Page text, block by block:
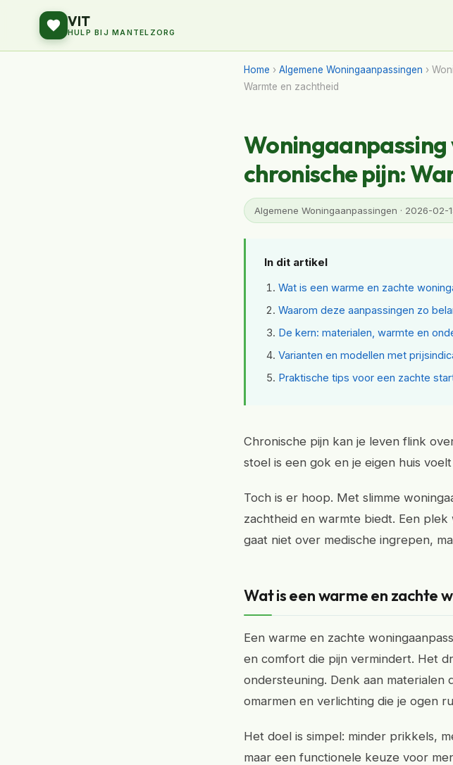
VIT
HULP BIJ MANTELZORG
Home › Algemene Woningaanpassingen ›
Warmte en zachtheid
chronische pijn:
Algemene Woningaanpassingen · 2026-02-
In dit artikel
Wat is een warme en zachte
Waarom deze aanpassingen zo
De kern: materialen, warmte en
Varianten en modellen met
Praktische tips voor een zachte
Chronische pijn kan je leven flink
stoel is een gok en je eigen huis
Toch is er hoop. Met slimme
zachtheid en warmte biedt. Een plek
gaat niet over medische ingrepen,
Wat is een warme en zachte
Een warme en zachte
en comfort die pijn vermindert. Het
ondersteuning. Denk aan materialen
omarmen en verlichting die je ogen
Het doel is simpel: minder prikkels,
maar een functionele keuze voor